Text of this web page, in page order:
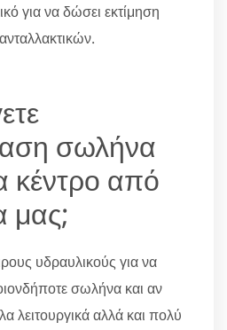
για να δώσει εκτίμηση
σωλήνα
κέντρο από
μας;
υδραυλικούς για να
σωλήνα και αν
λειτουργικά αλλά και πολύ